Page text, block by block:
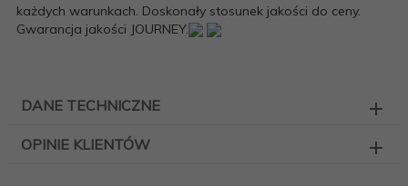
każdych warunkach. Doskonały stosunek jakości do ceny.
Gwarancja jakości JOURNEY.
DANE TECHNICZNE
OPINIE KLIENTÓW